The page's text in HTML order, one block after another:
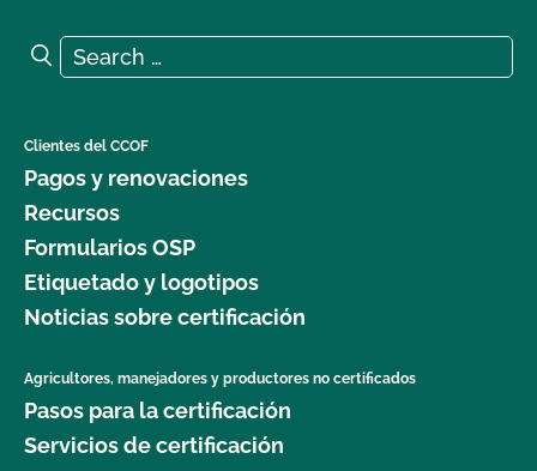
Search for:
Search
Clientes del CCOF
Pagos y renovaciones
Recursos
Formularios OSP
Etiquetado y logotipos
Noticias sobre certificación
Agricultores, manejadores y productores no certificados
Pasos para la certificación
Servicios de certificación